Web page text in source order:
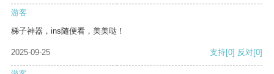
游客
梯子神器，ins随便看，美美哒！
2025-09-25 支持[0] 反对[0]